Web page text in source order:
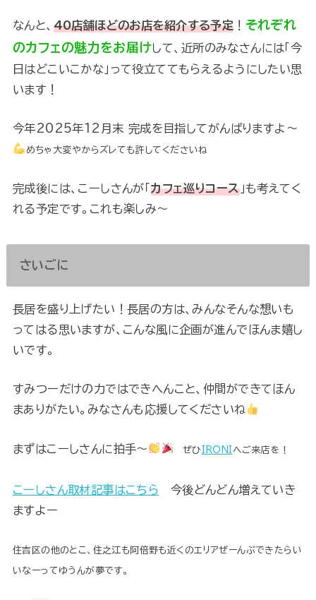
なんと、 40店舗ほどのお店を紹介する予定 ！ それぞれ
のカフェの魅力をお届けして、近所のみなさんには「今
日はどこいこかな」って役立ててもらえるようにしたい思
います！
今年2025年12月末 完成を目指してがんばりますよ～
めちゃ大変やからズレても許してくださいね
完成後には、こーしさんが「カフェ巡りコース」も考えてく
れる予定です。これも楽しみ～
さいごに
長居を盛り上げたい！長居の方は、みんなそんな想いも
ってはる思いますが、こんな風に企画が進んでほんま嬉し
いです。
すみつーだけの力ではできへんこと、仲間ができてほん
まありがたい。みなさんも応援してくださいね
まずはこーしさんに拍手～ ぜひ IRONI へご来店を！
こーしさん取材記事はこちら 今後どんどん増えていき
ますよー
住吉区の他のとこ、住之江も阿倍野も近くのエリアぜーんぶできたらい
いなーってゆうんが夢です。